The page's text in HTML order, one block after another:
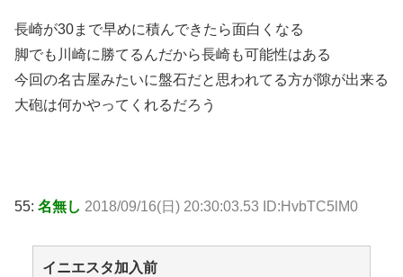
長崎が30まで早めに積んできたら面白くなる
脚でも川崎に勝てるんだから長崎も可能性はある
今回の名古屋みたいに盤石だと思われてる方が隙が出来る
大砲は何かやってくれるだろう
55: 名無し 2018/09/16(日) 20:30:03.53 ID:HvbTC5lM0
イニエスタ加入前